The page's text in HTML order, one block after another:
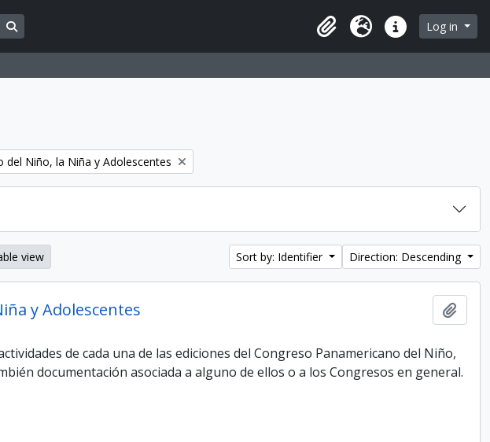
ClipboardLanguageQuick linksLog in
del Niño, la Niña y Adolescentes
view Sort by: Identifier Direction: Descending
y Adolescentes
de cada una de las ediciones del Congreso Panamericano del Niño,
documentación asociada a alguno de ellos o a los Congresos en general.